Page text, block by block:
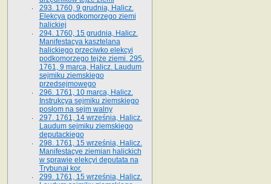
293. 1760, 9 grudnia, Halicz.
Elekcya podkomorzego ziemi
halickiej
294. 1760, 15 grudnia, Halicz.
Manifestacya kasztelana
halickiego przeciwko elekcyi
podkomorzego tejże ziemi. 295.
1761, 9 marca, Halicz. Laudum
sejmiku ziemskiego
przedsejmowego
296. 1761, 10 marca, Halicz.
Instrukcya sejmiku ziemskiego
posłom na sejm walny
297. 1761, 14 września, Halicz.
Laudum sejmiku ziemskiego
deputackiego
298. 1761, 15 września, Halicz.
Manifestacye ziemian halickich
w sprawie elekcyi deputata na
Trybunał kor.
299. 1761, 15 września, Halicz.